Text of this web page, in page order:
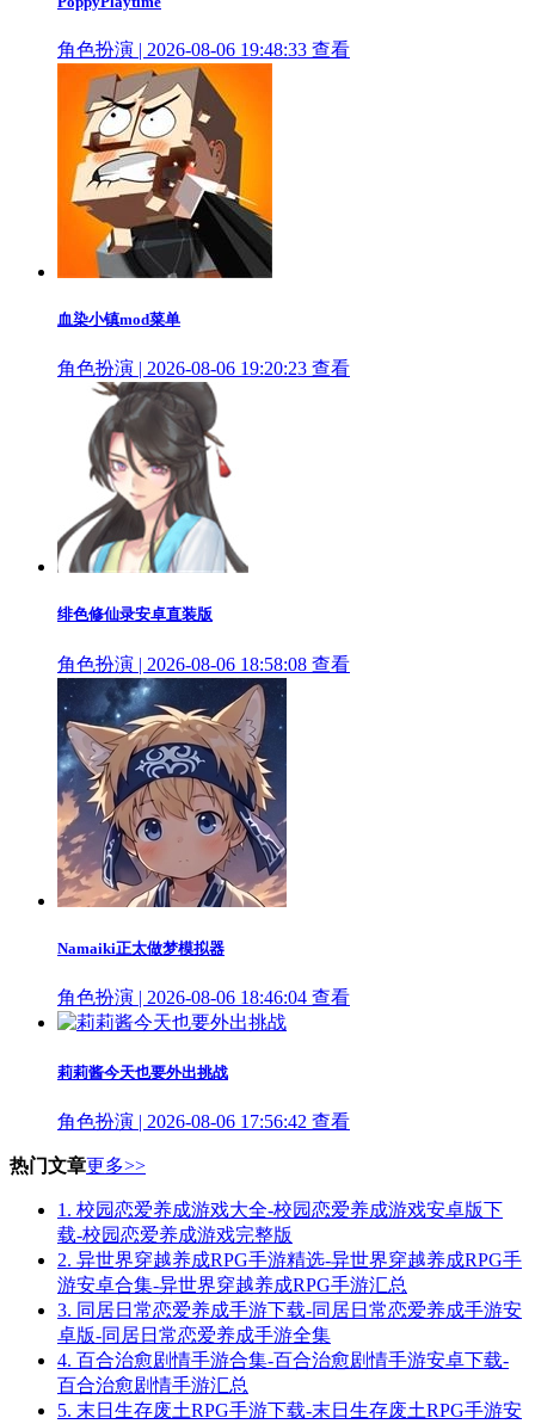
角色扮演 | 2026-08-06 19:48:33 查看
血染小镇mod菜单
角色扮演 | 2026-08-06 19:20:23 查看
绯色修仙录安卓直装版
角色扮演 | 2026-08-06 18:58:08 查看
Namaiki正太做梦模拟器
角色扮演 | 2026-08-06 18:46:04 查看
莉莉酱今天也要外出挑战
角色扮演 | 2026-08-06 17:56:42 查看
热门文章更多>>
1. 校园恋爱养成游戏大全-校园恋爱养成游戏安卓版下
载-校园恋爱养成游戏完整版
2. 异世界穿越养成RPG手游精选-异世界穿越养成RPG手
游安卓合集-异世界穿越养成RPG手游汇总
3. 同居日常恋爱养成手游下载-同居日常恋爱养成手游安
卓版-同居日常恋爱养成手游全集
4. 百合治愈剧情手游合集-百合治愈剧情手游安卓下载-
百合治愈剧情手游汇总
5. 末日生存废土RPG手游下载-末日生存废土RPG手游安